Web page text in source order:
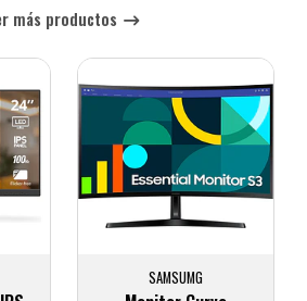
más productos
SAMSUMG